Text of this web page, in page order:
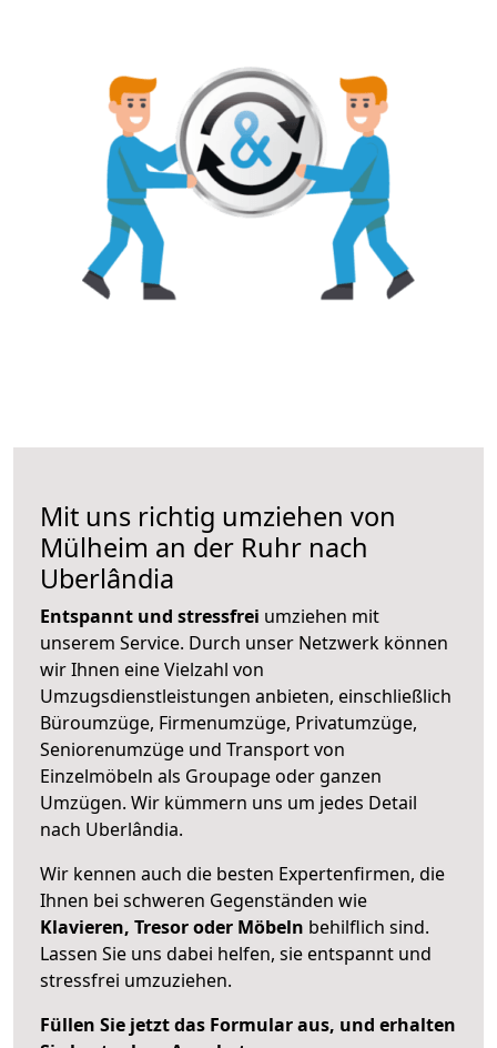
Mit uns richtig umziehen von
Mülheim an der Ruhr nach
Uberlândia
Entspannt und stressfrei umziehen mit
unserem Service. Durch unser Netzwerk können
wir Ihnen eine Vielzahl von
Umzugsdienstleistungen anbieten, einschließlich
Büroumzüge, Firmenumzüge, Privatumzüge,
Seniorenumzüge und Transport von
Einzelmöbeln als Groupage oder ganzen
Umzügen. Wir kümmern uns um jedes Detail
nach Uberlândia.
Wir kennen auch die besten Expertenfirmen, die
Ihnen bei schweren Gegenständen wie
Klavieren, Tresor oder Möbeln behilflich sind.
Lassen Sie uns dabei helfen, sie entspannt und
stressfrei umzuziehen.
Füllen Sie jetzt das Formular aus, und erhalten